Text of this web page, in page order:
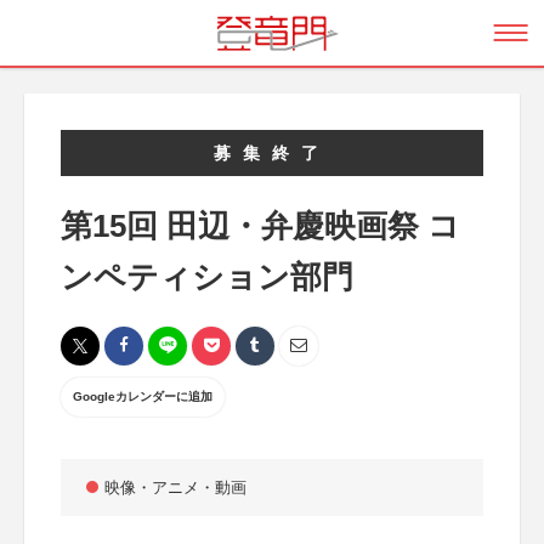
募集終了
第15回 田辺・弁慶映画祭 コ
ンペティション部門
Googleカレンダーに追加
映像・アニメ・動画